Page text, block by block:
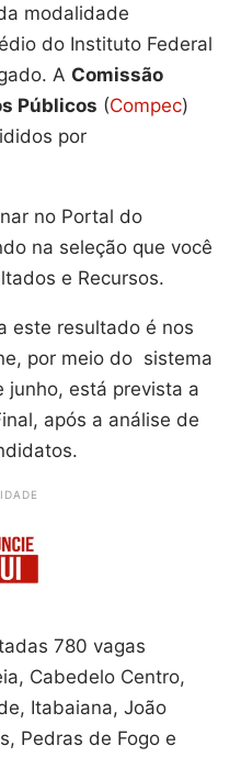
modalidade
do Instituto Federal
A Comissão
Públicos (Compec)
por
no Portal do
na seleção que você
e Recursos.
este resultado é nos
por meio do sistema
está prevista a
após a análise de
780 vagas
Cabedelo Centro,
Itabaiana, João
Pedras de Fogo e